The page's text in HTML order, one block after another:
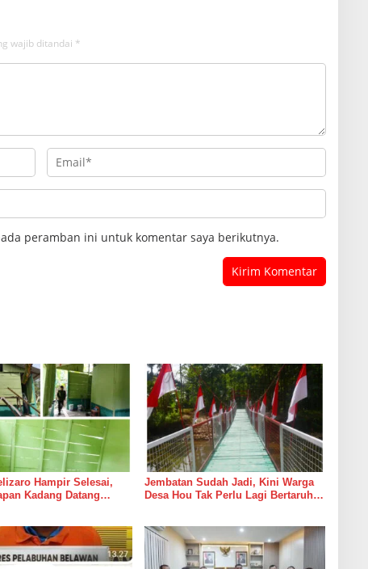
wajib ditandai *
peramban ini untuk komentar saya berikutnya.
Hampir Selesai,
Kadang Datang
Jembatan Sudah Jadi, Kini Warga
Desa Hou Tak Perlu Lagi Bertaruh